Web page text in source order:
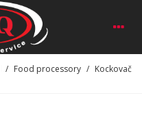
/ Food processory / Kockovač